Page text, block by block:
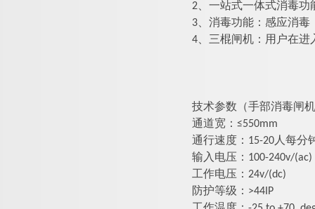
2、一站式一体式消毒功
3、 消毒功能：感应消毒
4、 三棍闸机 ：用户在
技术参数（手部消毒闸
通道宽：≤550mm
通行速度： 15-20人每分
输入电压：100-240v/(ac)
工作电压：24v/(dc)
防护等级：>44IP